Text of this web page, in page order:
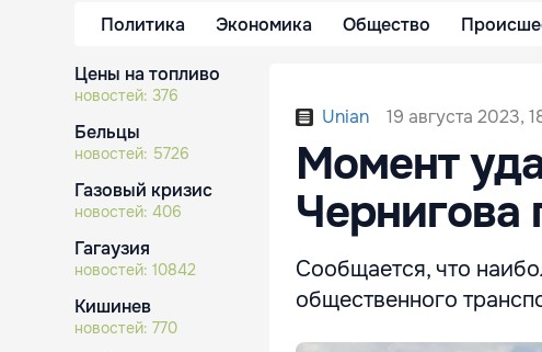
Политика Экономика Общество
Цены на топливо
новостей: 376
Бельцы
новостей: 5726
Газовый кризис
новостей: 406
Гагаузия
новостей: 10842
Кишинев
новостей: 770
Unian 19 августа 2023,
Момент
Чернигова
Сообщается, что
общественного